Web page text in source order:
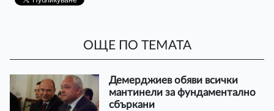
ОЩЕ ПО ТЕМАТА
Демерджиев обяви всички
мантинели за фундаментално
сбъркани